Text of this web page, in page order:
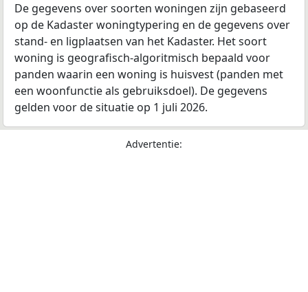
De gegevens over soorten woningen zijn gebaseerd
op de Kadaster woningtypering en de gegevens over
stand- en ligplaatsen van het Kadaster. Het soort
woning is geografisch-algoritmisch bepaald voor
panden waarin een woning is huisvest (panden met
een woonfunctie als gebruiksdoel). De gegevens
gelden voor de situatie op 1 juli 2026.
Advertentie: